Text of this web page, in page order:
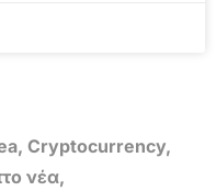
, Cryptocurrency,
νέα,